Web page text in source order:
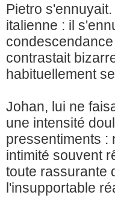
Pietro
italienne : il
contrastait
habituellement
Johan, lui ne
une intensité
pressentiments :
intimité souvent
toute rassurante
l'insupportable